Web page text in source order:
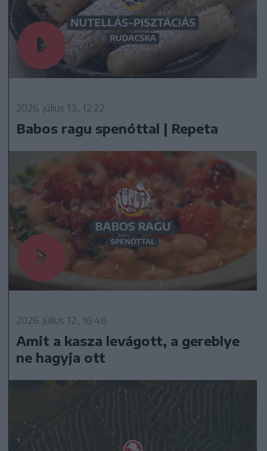
2026. július 13., 12:22
Babos ragu spenóttal | Repeta
2026. július 12., 16:48
Amit a kasza levágott, a gereblye
ne hagyja ott